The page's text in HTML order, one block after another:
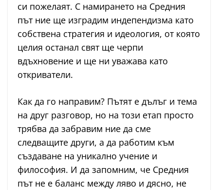
си пожелаят. С намирането на Средния
път ние ще изградим индепендизма като
собствена стратегия и идеология, от която
целия останал свят ще черпи
вдъхновение и ще ни уважава като
откриватели.
Как да го направим? Пътят е дълъг и тема
на друг разговор, но на този етап просто
трябва да забравим ние да сме
следващите други, а да работим към
създаване на уникално учение и
философия. И да запомним, че Средния
път не е баланс между ляво и дясно, не